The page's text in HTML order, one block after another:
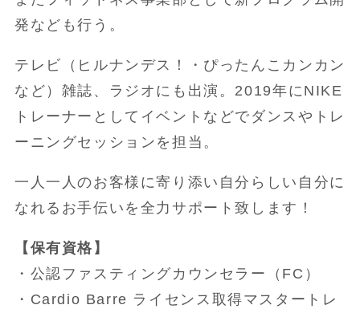
発なども行う。
テレビ（ヒルナンデス！・ぴったんこカンカン
など）雑誌、ラジオにも出演。2019年にNIKE
トレーナーとしてイベントなどでダンスやトレ
ーニングセッションを担当。
一人一人のお客様に寄り添い自分らしい自分に
なれるお手伝いを全力サポート致します！
【保有資格】
・公認ファスティングカウンセラー（FC）
・Cardio Barre ライセンス取得マスタートレ